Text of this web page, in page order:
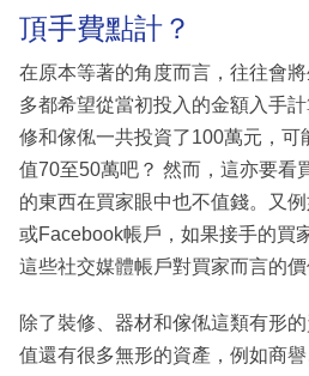
頂手費點計？
在原本等著的角度而言，往往會
多都希望從當初投入的金額入手
修和傢俬一共投資了100萬元，可
值70至50萬吧？ 然而，這亦要看
的東西在買家眼中也不值錢。又
或Facebook帳戶，如果接手的買
這些社交媒體帳戶對買家而言的價
除了裝修、器材和傢俬這類有形
值還有很多無形的資產，例如商